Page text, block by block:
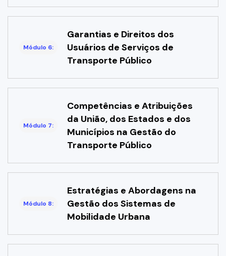
Módulo 6:
Garantias e Direitos dos
Usuários de Serviços de
Transporte Público
Módulo 7:
Competências e Atribuições
da União, dos Estados e dos
Municípios na Gestão do
Transporte Público
Módulo 8:
Estratégias e Abordagens na
Gestão dos Sistemas de
Mobilidade Urbana